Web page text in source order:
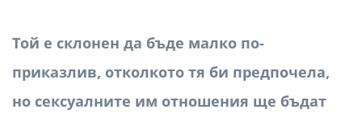
Той е склонен да бъде малко по-
приказлив, отколкото тя би предпочела,
но сексуалните им отношения ще бъдат